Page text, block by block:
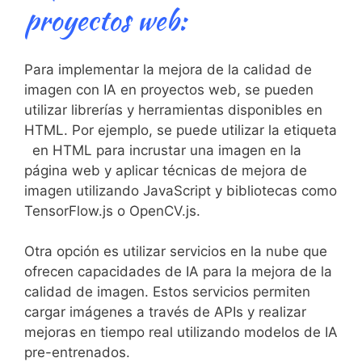
proyectos ‌web:
Para⁢ implementar la mejora de ​la calidad de
imagen con IA⁤ en proyectos web, ⁤se pueden ​
utilizar librerías y herramientas disponibles en
HTML. Por‌ ejemplo, se puede utilizar ⁢la etiqueta⁤
⁤ en HTML​ para incrustar​ una imagen en la
página web y aplicar técnicas de mejora de
imagen utilizando JavaScript y bibliotecas como
TensorFlow.js o ⁢OpenCV.js.
Otra opción es utilizar ‌servicios en la nube que
⁢ofrecen capacidades de IA para la mejora de⁣ la
calidad de⁢ imagen. Estos servicios permiten
cargar ‌imágenes a través de APIs y realizar
mejoras en⁣ tiempo real⁢ utilizando modelos de IA
pre-entrenados.